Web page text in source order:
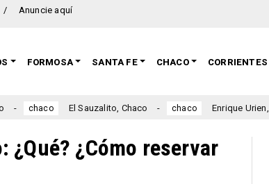
Anuncie aquí
FORMOSA SANTA FE CHACO CORRIENTES
chaco El Sauzalito, Chaco chaco Enrique Urien, Chaco
¿Cómo reservar